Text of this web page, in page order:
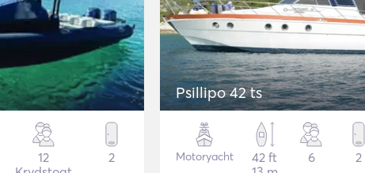
12
2
Psillipo 42 ts
Motoryacht
42 ft
6 2